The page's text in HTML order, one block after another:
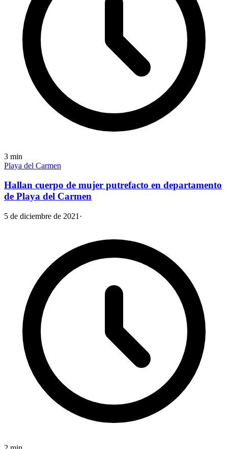
3 min
Playa del Carmen
Hallan cuerpo de mujer putrefacto en departamento
de Playa del Carmen
5 de diciembre de 2021 ·